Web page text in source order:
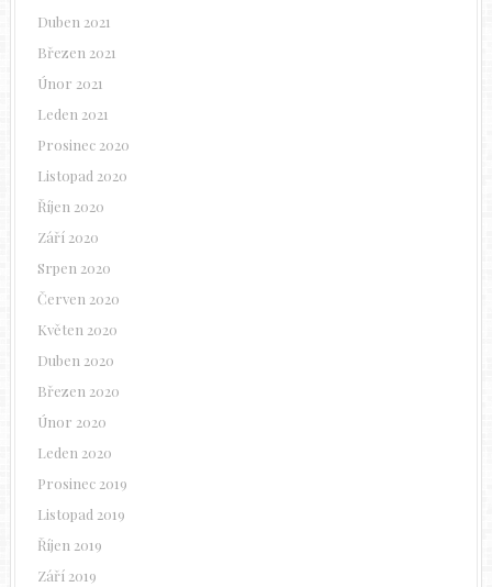
Duben 2021
Březen 2021
Únor 2021
Leden 2021
Prosinec 2020
Listopad 2020
Říjen 2020
Září 2020
Srpen 2020
Červen 2020
Květen 2020
Duben 2020
Březen 2020
Únor 2020
Leden 2020
Prosinec 2019
Listopad 2019
Říjen 2019
Září 2019